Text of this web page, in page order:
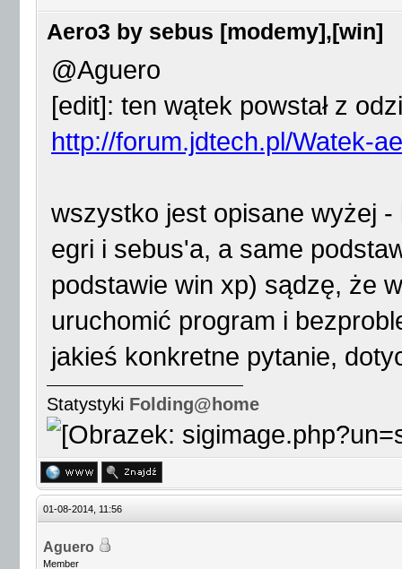
Aero3 by sebus [modemy],[win]
@Aguero
[edit]: ten wątek powstał z
http://forum.jdtech.pl/Watek-
wszystko jest opisane wyżej
egri i sebus'a, a same
podstawie win xp) sądzę, że
uruchomić program i
jakieś konkretne pytanie,
Statystyki Folding@home
01-08-2014, 11:56
Aguero
Member